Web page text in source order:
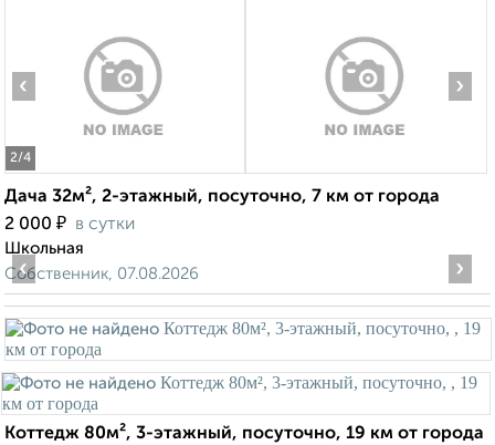
2/4
‹ ›
Дача 32м², 2-этажный, посуточно, 7 км от города
2 000 ₽ в сутки
Школьная
Собственник, 07.08.2026
‹ ›
Коттедж 80м², 3-этажный, посуточно, 19 км от города